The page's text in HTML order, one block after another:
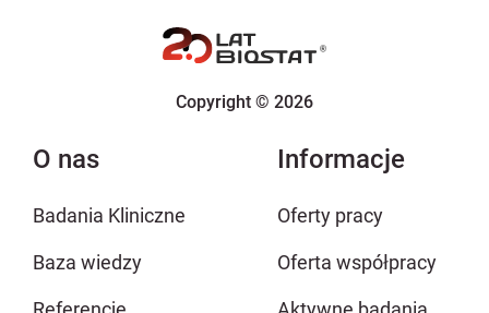
Copyright © 2026
O nas
Badania Kliniczne
Baza wiedzy
Informacje
Oferty pracy
Oferta współpracy